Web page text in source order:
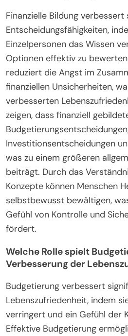
Finanzielle Bildung
Entscheidungsfähigkeiten,
Einzelpersonen das Wissen
Optionen effektiv zu
reduziert die Angst im
finanziellen Unsicherheiten,
verbesserten
zeigen, dass finanziell
Investitionsentscheidungen
was zu einem größeren
beiträgt. Durch das
Konzepte können Menschen
selbstbewusst bewältigen,
Gefühl von Kontrolle und
fördert.
Welche Rolle spielt
Verbesserung der
Budgetierung verbessert
Lebenszufriedenheit, indem
verringert und ein Gefühl der
Effektive Budgetierung